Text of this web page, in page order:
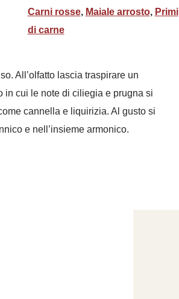
Carni rosse, Maiale arrosto, Primi
di carne
All’olfatto lascia traspirare un
in cui le note di ciliegia e prugna si
cannella e liquirizia. Al gusto si
e nell’insieme armonico.